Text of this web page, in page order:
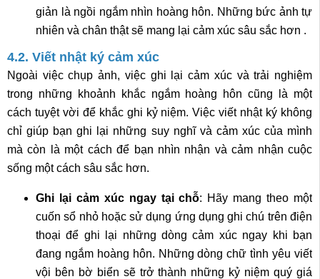
giản là ngồi ngắm nhìn hoàng hôn. Những bức ảnh tự
nhiên và chân thật sẽ mang lại cảm xúc sâu sắc hơn .
4.2. Viết nhật ký cảm xúc
Ngoài việc chụp ảnh, việc ghi lại cảm xúc và trải nghiệm
trong những khoảnh khắc ngắm hoàng hôn cũng là một
cách tuyệt vời để khắc ghi kỷ niệm. Việc viết nhật ký không
chỉ giúp bạn ghi lại những suy nghĩ và cảm xúc của mình
mà còn là một cách để bạn nhìn nhận và cảm nhận cuộc
sống một cách sâu sắc hơn.
Ghi lại cảm xúc ngay tại chỗ: Hãy mang theo một
cuốn sổ nhỏ hoặc sử dụng ứng dụng ghi chú trên điện
thoại để ghi lại những dòng cảm xúc ngay khi bạn
đang ngắm hoàng hôn. Những dòng chữ tình yêu viết
vội bên bờ biển sẽ trở thành những kỷ niệm quý giá